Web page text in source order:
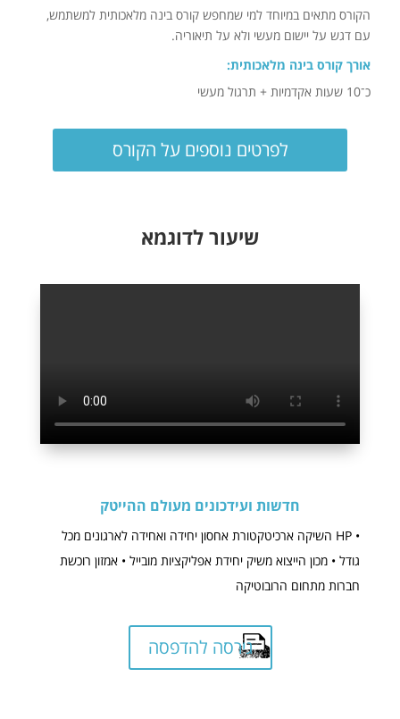
הקורס מתאים במיוחד למי שמחפש קורס בינה מלאכותית למשתמש,
עם דגש על יישום מעשי ולא על תיאוריה.
אורך קורס בינה מלאכותית:
כ־10 שעות אקדמיות + תרגול מעשי
לפרטים נוספים על הקורס
שיעור לדוגמא
חדשות ועידכונים מעולם ההייטק
• HP השיקה ארכיטקטורת אחסון יחידה ואחידה לארגונים מכל
גודל • מכון הייצוא משיק יחידת אפליקציות מובייל • אמזון רוכשת
חברות מתחום הרובוטיקה
גירסה להדפסה